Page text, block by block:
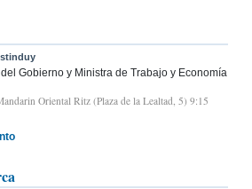
Gobierno y Ministra de Trabajo y Economía
Oriental Ritz (Plaza de la Lealtad, 5) 9:15